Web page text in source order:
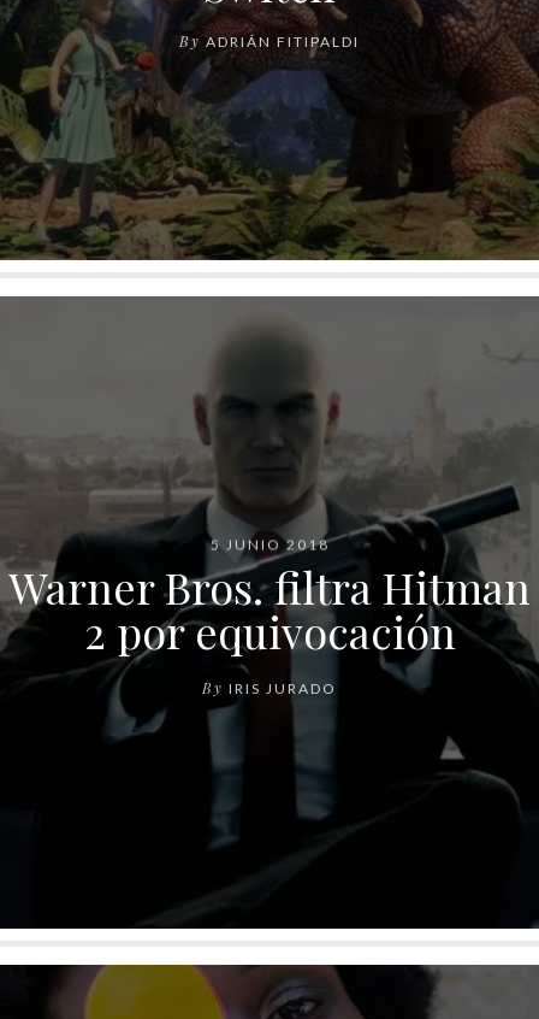
By ADRIÁN FITIPALDI
5 JUNIO 2018
Warner Bros. filtra Hitman
2 por equivocación
By IRIS JURADO